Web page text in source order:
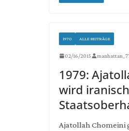
1970 ALLE BEITRÄGE
02/16/2015
1979:
wird
Ajatollah Chomeini